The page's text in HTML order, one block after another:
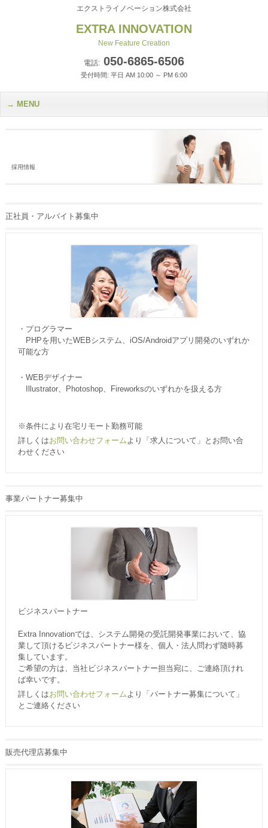
エクストライノベーション株式会社
EXTRA INNOVATION
New Feature Creation
電話: 050-6865-6506
受付時間: 平日 AM 10:00 ～ PM 6:00
MENU
採用情報
正社員・アルバイト募集中
・プログラマー
PHPを用いたWEBシステム、iOS/Androidアプリ開発のいずれか
可能な方
・WEBデザイナー
Illustrator、Photoshop、Fireworksのいずれかを扱える方
※条件により在宅リモート勤務可能
詳しくはお問い合わせフォーム より「求人について」とお問い合
わせください
事業パートナー募集中
ビジネスパートナー
Extra Innovationでは、システム開発の受託開発事業において、協
業して頂けるビジネスパートナー様を、個人・法人問わず随時募
集しています。
ご希望の方は、当社ビジネスパートナー担当宛に、ご連絡頂けれ
ば幸いです。
詳しくはお問い合わせフォーム より「パートナー募集について」
とご連絡ください
販売代理店募集中